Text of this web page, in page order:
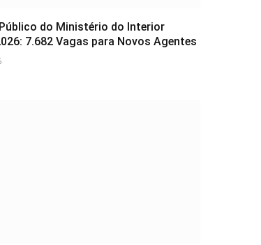
do Ministério do Interior
7.682 Vagas para Novos Agentes